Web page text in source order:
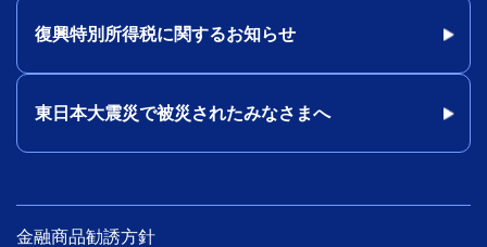
復興特別所得税に関するお知らせ
東日本大震災で被災されたみなさまへ
金融商品勧誘方針